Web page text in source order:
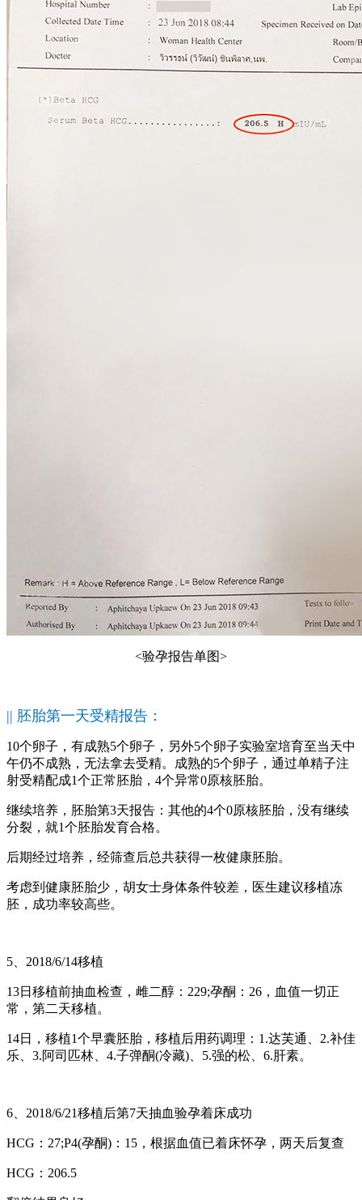
<验孕报告单图>
|| 胚胎第一天受精报告：
10个卵子，有成熟5个卵子，另外5个卵子实验室培育至当天中
午仍不成熟，无法拿去受精。成熟的5个卵子，通过单精子注
射受精配成1个正常胚胎，4个异常0原核胚胎。
继续培养，胚胎第3天报告：其他的4个0原核胚胎，没有继续
分裂，就1个胚胎发育合格。
后期经过培养，经筛查后总共获得一枚健康胚胎。
考虑到健康胚胎少，胡女士身体条件较差，医生建议移植冻
胚，成功率较高些。
5、2018/6/14移植
13日移植前抽血检查，雌二醇：229;孕酮：26，血值一切正
常，第二天移植。
14日，移植1个早囊胚胎，移植后用药调理：1.达芙通、2.补佳
乐、3.阿司匹林、4.子弹酮(冷藏)、5.强的松、6.肝素。
6、2018/6/21移植后第7天抽血验孕着床成功
HCG：27;P4(孕酮)：15，根据血值已着床怀孕，两天后复查
HCG：206.5